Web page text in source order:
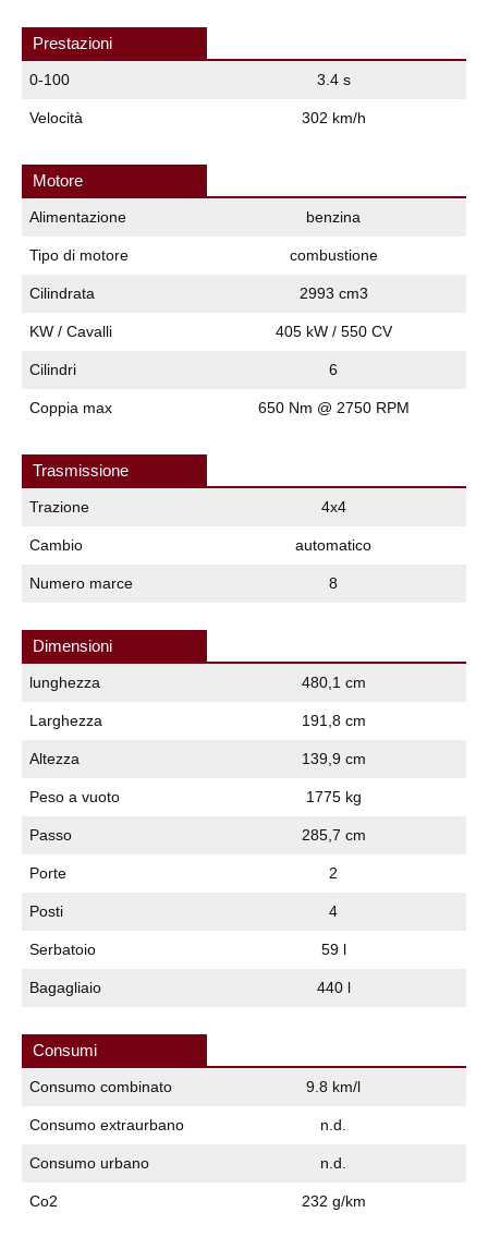
Prestazioni
0-100 3.4 s
Velocità 302 km/h
Motore
Alimentazione benzina
Tipo di motore combustione
Cilindrata 2993 cm3
KW / Cavalli 405 kW / 550 CV
Cilindri 6
Coppia max 650 Nm @ 2750 RPM
Trasmissione
Trazione 4x4
Cambio automatico
Numero marce 8
Dimensioni
lunghezza 480,1 cm
Larghezza 191,8 cm
Altezza 139,9 cm
Peso a vuoto 1775 kg
Passo 285,7 cm
Porte 2
Posti 4
Serbatoio 59 l
Bagagliaio 440 l
Consumi
Consumo combinato 9.8 km/l
Consumo extraurbano n.d.
Consumo urbano n.d.
Co2 232 g/km